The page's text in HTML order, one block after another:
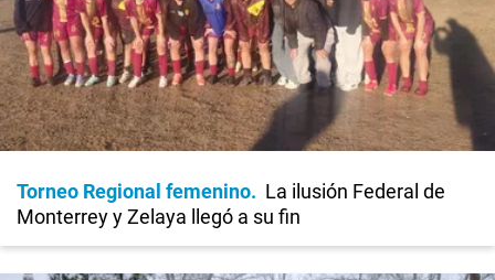
Torneo Regional femenino
La ilusión Federal de
Monterrey y Zelaya llegó a su fin